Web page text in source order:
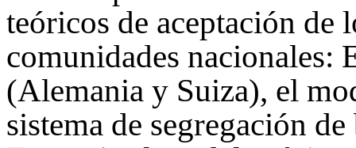
teóricos de aceptación de
comunidades nacionales:
(Alemania y Suiza), el
sistema de segregación